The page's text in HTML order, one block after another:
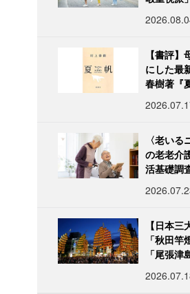
【書評
にした最
春樹著『
〈老い
の老老介
活基礎調
【日本
「秋田
「尾張
だしい灯